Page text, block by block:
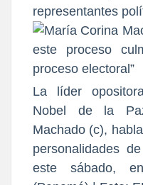
representantes
La líder
Nobel de la
Machado (c),
personalidades
este sábado,